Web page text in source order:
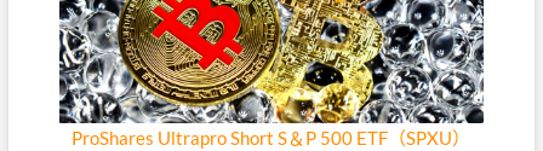
ProShares Ultrapro Short S＆P 500 ETF（SPXU）